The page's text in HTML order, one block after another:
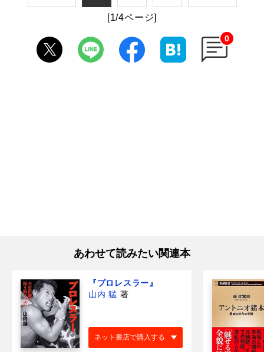
[1/4ページ]
0
あわせて読みたい関連本
『プロレスラー』
山内 猛 著
ネット書店で購入する